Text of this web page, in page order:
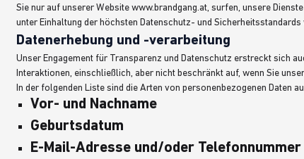
Sie nur auf unserer Website www.brandgang.at, surfen, unsere
unter Einhaltung der höchsten Datenschutz- und
Datenerhebung und -verarbeitung
Unser Engagement für Transparenz und Datenschutz erstreckt sich
Interaktionen, einschließlich, aber nicht beschränkt auf, wenn Sie
In der folgenden Liste sind die Arten von personenbezogenen Daten
Vor- und Nachname
Geburtsdatum
E-Mail-Adresse und/oder Telefonnummer